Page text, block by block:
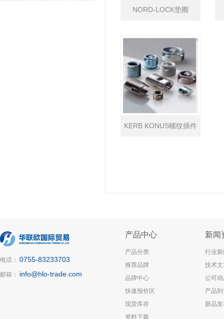
NORD-LOCK垫圈
KERB KONUS螺纹插件
电话： 0755-83233703
邮箱： info@hlo-trade.com
产品中心
产品分类
推荐品牌
品牌中心
快速报价区
现货库存
资料下载
新闻
行业
技术
公司
产品
新品